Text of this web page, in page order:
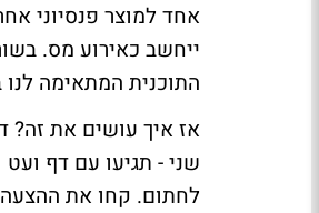
אחד למוצר פנסיוני
ייחשב כאירוע מס.
התוכנית המתאימה לנו
אז איך עושים את זה?
שני - תגיעו עם דף
לחתום. קחו את ההצעה